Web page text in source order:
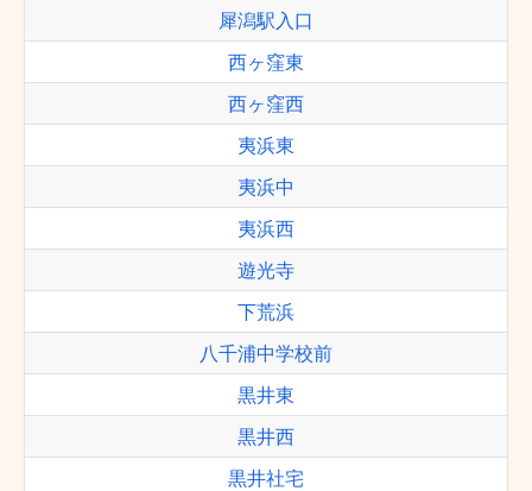
犀潟駅入口
西ヶ窪東
西ヶ窪西
夷浜東
夷浜中
夷浜西
遊光寺
下荒浜
八千浦中学校前
黒井東
黒井西
黒井社宅